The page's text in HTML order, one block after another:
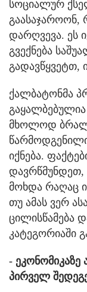
სოციალურ
გაასაჯაროონ,
დარღვევა. ეს
გვექნება
გადავწყვეტთ,
ქალბატონმა
მხოლოდ
იქნება.
დავრწმუნდეთ,
მოხდა რაღაც
თუ ამას ვერ
ცილისწამება
კატეგორიაში
- ეკონომიკაზე
პირველ